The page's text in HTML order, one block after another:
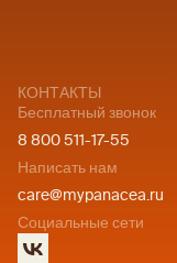
КОНТАКТЫ
Бесплатный звонок
8 800 511-17-55
Написать нам
care@mypanacea.ru
Социальные сети